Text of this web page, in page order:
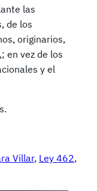
las
de los
originarios,
en vez de los
y el
Villar, Ley 462